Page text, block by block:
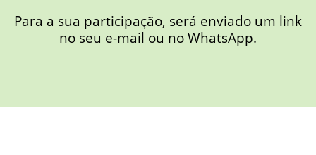
Para a sua participação, será enviado um link
no seu e-mail ou no WhatsApp.